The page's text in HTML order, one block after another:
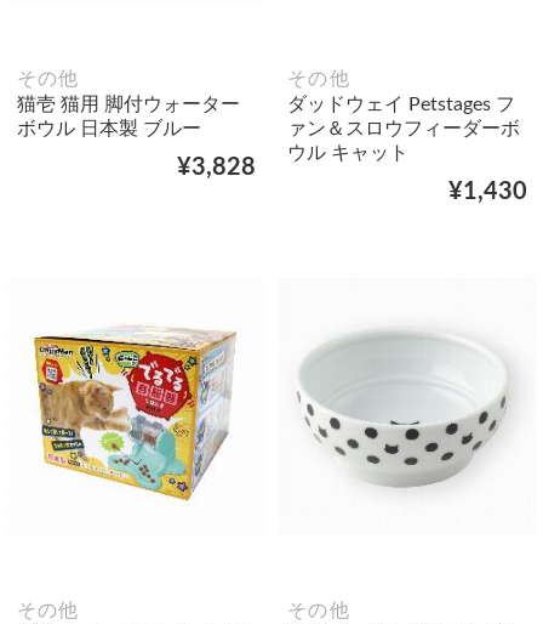
その他
猫壱 猫用 脚付ウォーター
ボウル 日本製 ブルー
¥3,828
その他
ダッドウェイ Petstages フ
ァン＆スロウフィーダーボ
ウル キャット
¥1,430
その他
その他